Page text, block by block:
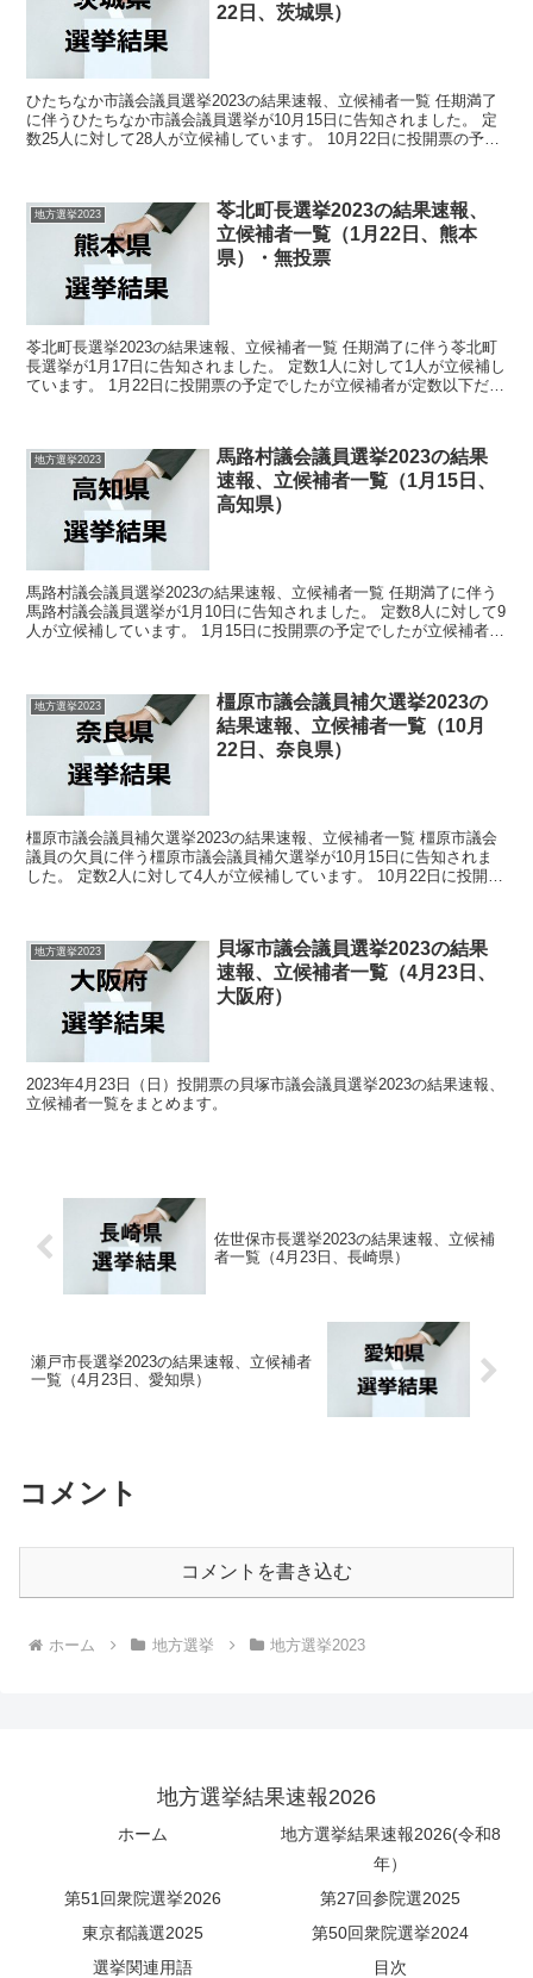
22日、茨城県）
ひたちなか市議会議員選挙2023の結果速報、立候補者一覧 任期満了
に伴うひたちなか市議会議員選挙が10月15日に告知されました。 定
数25人に対して28人が立候補しています。 10月22日に投開票の予定
地方選挙2023
苓北町長選挙2023の結果速報、
立候補者一覧（1月22日、熊本
県）・無投票
苓北町長選挙2023の結果速報、立候補者一覧 任期満了に伴う苓北町
長選挙が1月17日に告知されました。 定数1人に対して1人が立候補し
ています。 1月22日に投開票の予定でしたが立候補者が定数以下だっ
地方選挙2023
馬路村議会議員選挙2023の結果
速報、立候補者一覧（1月15日、
高知県）
馬路村議会議員選挙2023の結果速報、立候補者一覧 任期満了に伴う
馬路村議会議員選挙が1月10日に告知されました。 定数8人に対して9
人が立候補しています。 1月15日に投開票の予定でしたが立候補者が
地方選挙2023
橿原市議会議員補欠選挙2023の
結果速報、立候補者一覧（10月
22日、奈良県）
橿原市議会議員補欠選挙2023の結果速報、立候補者一覧 橿原市議会
議員の欠員に伴う橿原市議会議員補欠選挙が10月15日に告知されま
した。 定数2人に対して4人が立候補しています。 10月22日に投開票
地方選挙2023
貝塚市議会議員選挙2023の結果
速報、立候補者一覧（4月23日、
大阪府）
2023年4月23日（日）投開票の貝塚市議会議員選挙2023の結果速報、
立候補者一覧をまとめます。
佐世保市長選挙2023の結果速報、立候補
者一覧（4月23日、長崎県）
瀬戸市長選挙2023の結果速報、立候補者
一覧（4月23日、愛知県）
コメント
コメントを書き込む
ホーム 地方選挙 地方選挙2023
地方選挙結果速報2026
ホーム
地方選挙結果速報2026(令和8
年）
第51回衆院選挙2026
第27回参院選2025
東京都議選2025
第50回衆院選挙2024
選挙関連用語
目次